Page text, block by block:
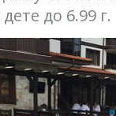
до 6.99 г.